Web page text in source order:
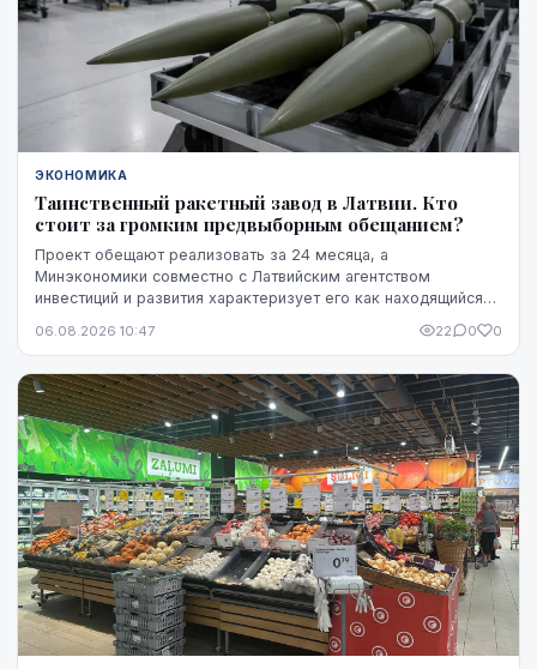
ЭКОНОМИКА
Таинственный ракетный завод в Латвии. Кто
стоит за громким предвыборным обещанием?
Проект обещают реализовать за 24 месяца, а
Минэкономики совместно с Латвийским агентством
инвестиций и развития характеризует его как находящийся
ни модель ракет, ни владелец технологий, ни
необходимого финансирования уже обеспечена и на чем
основан прогноз экспорта.
06.08.2026 10:47 22 0 0